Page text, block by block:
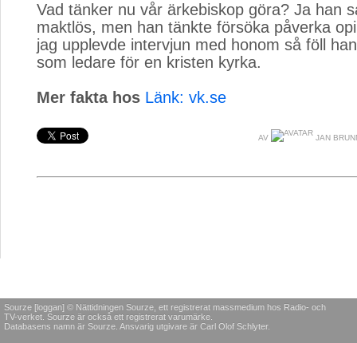
Vad tänker nu vår ärkebiskop göra? Ja han
maktlös, men han tänkte försöka påverka
jag upplevde intervjun med honom så föll
som ledare för en kristen kyrka.
Mer fakta hos Länk: vk.se
AV JAN
Sourze [loggan] © Nättidningen Sourze, ett registrerat massmedium hos Radio- och
TV-verket. Sourze är också ett registrerat varumärke.
Databasens namn är Sourze. Ansvarig utgivare är Carl Olof Schlyter.